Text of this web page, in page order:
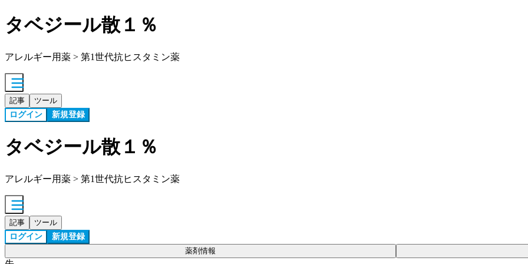
タベジール散１％
アレルギー用薬 > 第1世代抗ヒスタミン薬
記事 ツール
ログイン 新規登録
タベジール散１％
アレルギー用薬 > 第1世代抗ヒスタミン薬
記事 ツール
ログイン 新規登録
薬剤情報